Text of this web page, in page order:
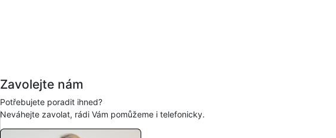
Zavolejte nám
Potřebujete poradit ihned?
Neváhejte zavolat, rádi Vám pomůžeme i telefonicky.